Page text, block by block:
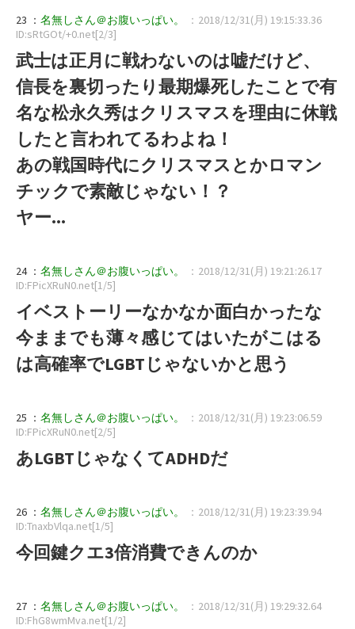
23 ： 名無しさん＠お腹いっぱい。
：2018/12/31(月) 19:15:33.36
ID:sRtGOt/+0.net[2/3]
武士は正月に戦わないのは嘘だけど、
信長を裏切ったり最期爆死したことで有
名な松永久秀はクリスマスを理由に休戦
したと言われてるわよね！
あの戦国時代にクリスマスとかロマン
チックで素敵じゃない！？
ヤー...
24 ： 名無しさん＠お腹いっぱい。
：2018/12/31(月) 19:21:26.17
ID:FPicXRuN0.net[1/5]
イベストーリーなかなか面白かったな
今ままでも薄々感じてはいたがこはる
は高確率でLGBTじゃないかと思う
25 ： 名無しさん＠お腹いっぱい。
：2018/12/31(月) 19:23:06.59
ID:FPicXRuN0.net[2/5]
あLGBTじゃなくてADHDだ
26 ： 名無しさん＠お腹いっぱい。
：2018/12/31(月) 19:23:39.94
ID:TnaxbVlqa.net[1/5]
今回鍵クエ3倍消費できんのか
27 ： 名無しさん＠お腹いっぱい。
：2018/12/31(月) 19:29:32.64
ID:FhG8wmMva.net[1/2]